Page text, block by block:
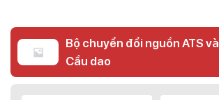
Bộ chuyển đổi nguồn ATS và
Cầu dao